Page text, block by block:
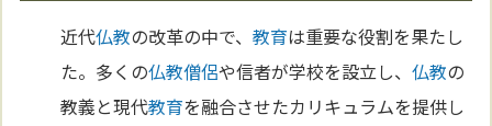
近代仏教の改革の中で、教育は重要な役割を果たし
た。多くの仏教僧侶や信者が学校を設立し、仏教の
教義と現代教育を融合させたカリキュラムを提供し